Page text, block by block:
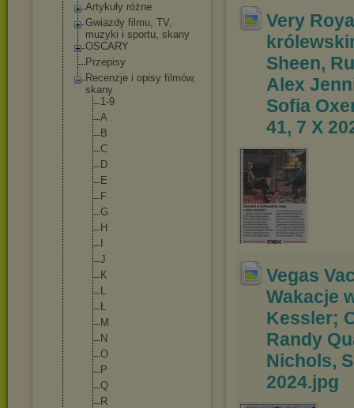
Artykuły różne
Gwiazdy filmu, TV,
muzyki i sportu, skany
OSCARY
Przepisy
Recenzje i opisy filmów,
skany
1-9
A
B
C
D
E
F
G
H
J
K
L
Ł
M
N
O
P
Q
R
Very
Sheen,
Alex
Sofia
41, 7 X
Vegas
Wakacje
Kessler;
Randy
Nichols,
2024.jpg